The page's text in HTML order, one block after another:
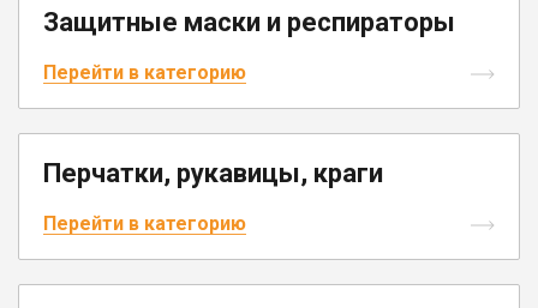
Защитные маски и респираторы
Перейти в категорию
Перчатки, рукавицы, краги
Перейти в категорию